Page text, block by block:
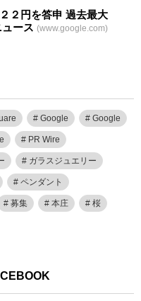
２円を答申 過去最大
ース (www.google.com)
Google Google
PR Wire
ガラスジュエリー
ペンダント
募集 本庄 桜